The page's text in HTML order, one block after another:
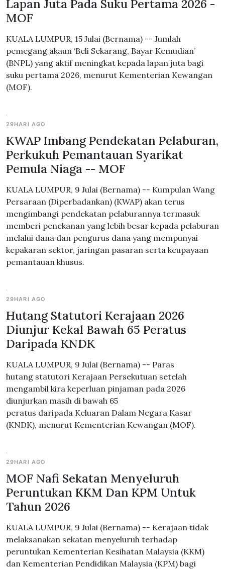
Lapan Juta Pada Suku Pertama 2026 -
MOF
KUALA LUMPUR, 15 Julai (Bernama) -- Jumlah
pemegang akaun ‘Beli Sekarang, Bayar Kemudian’
(BNPL) yang aktif meningkat kepada lapan juta bagi
suku pertama 2026, menurut Kementerian Kewangan
(MOF).
29HARI AGO
KWAP Imbang Pendekatan Pelaburan,
Perkukuh Pemantauan Syarikat
Pemula Niaga -- MOF
KUALA LUMPUR, 9 Julai (Bernama) -- Kumpulan Wang
Persaraan (Diperbadankan) (KWAP) akan terus
mengimbangi pendekatan pelaburannya termasuk
memberi penekanan yang lebih besar kepada pelaburan
melalui dana dan pengurus dana yang mempunyai
kepakaran sektor, jaringan pasaran serta keupayaan
pemantauan khusus.
29HARI AGO
Hutang Statutori Kerajaan 2026
Diunjur Kekal Bawah 65 Peratus
Daripada KNDK
KUALA LUMPUR, 9 Julai (Bernama) -- Paras
hutang statutori Kerajaan Persekutuan setelah
mengambil kira keperluan pinjaman pada 2026
diunjurkan masih di bawah 65
peratus daripada Keluaran Dalam Negara Kasar
(KNDK), menurut Kementerian Kewangan (MOF).
29HARI AGO
MOF Nafi Sekatan Menyeluruh
Peruntukan KKM Dan KPM Untuk
Tahun 2026
KUALA LUMPUR, 9 Julai (Bernama) -- Kerajaan tidak
melaksanakan sekatan menyeluruh terhadap
peruntukan Kementerian Kesihatan Malaysia (KKM)
dan Kementerian Pendidikan Malaysia (KPM) bagi